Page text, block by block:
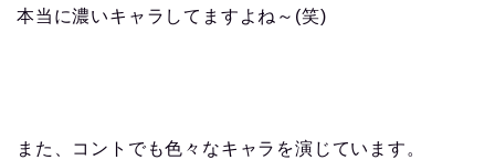
本当に濃いキャラしてますよね～(笑)
また、コントでも色々なキャラを演じています。